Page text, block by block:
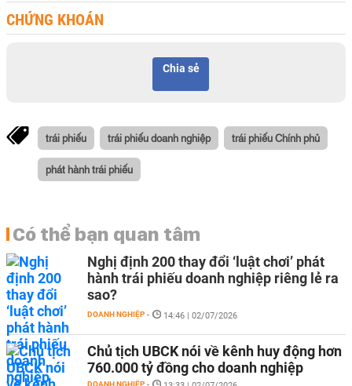
CHỨNG KHOÁN
Chia sẻ
trái phiếu trái phiếu doanh nghiệp trái phiếu Chính phủ
phát hành trái phiếu
Có thể bạn quan tâm
Nghị định 200 thay đổi ‘luật chơi’ phát
hành trái phiếu doanh nghiệp riêng lẻ ra
sao?
DOANH NGHIỆP - 14:46 | 02/07/2026
Chủ tịch UBCK nói về kênh huy động hơn
760.000 tỷ đồng cho doanh nghiệp
DOANH NGHIỆP